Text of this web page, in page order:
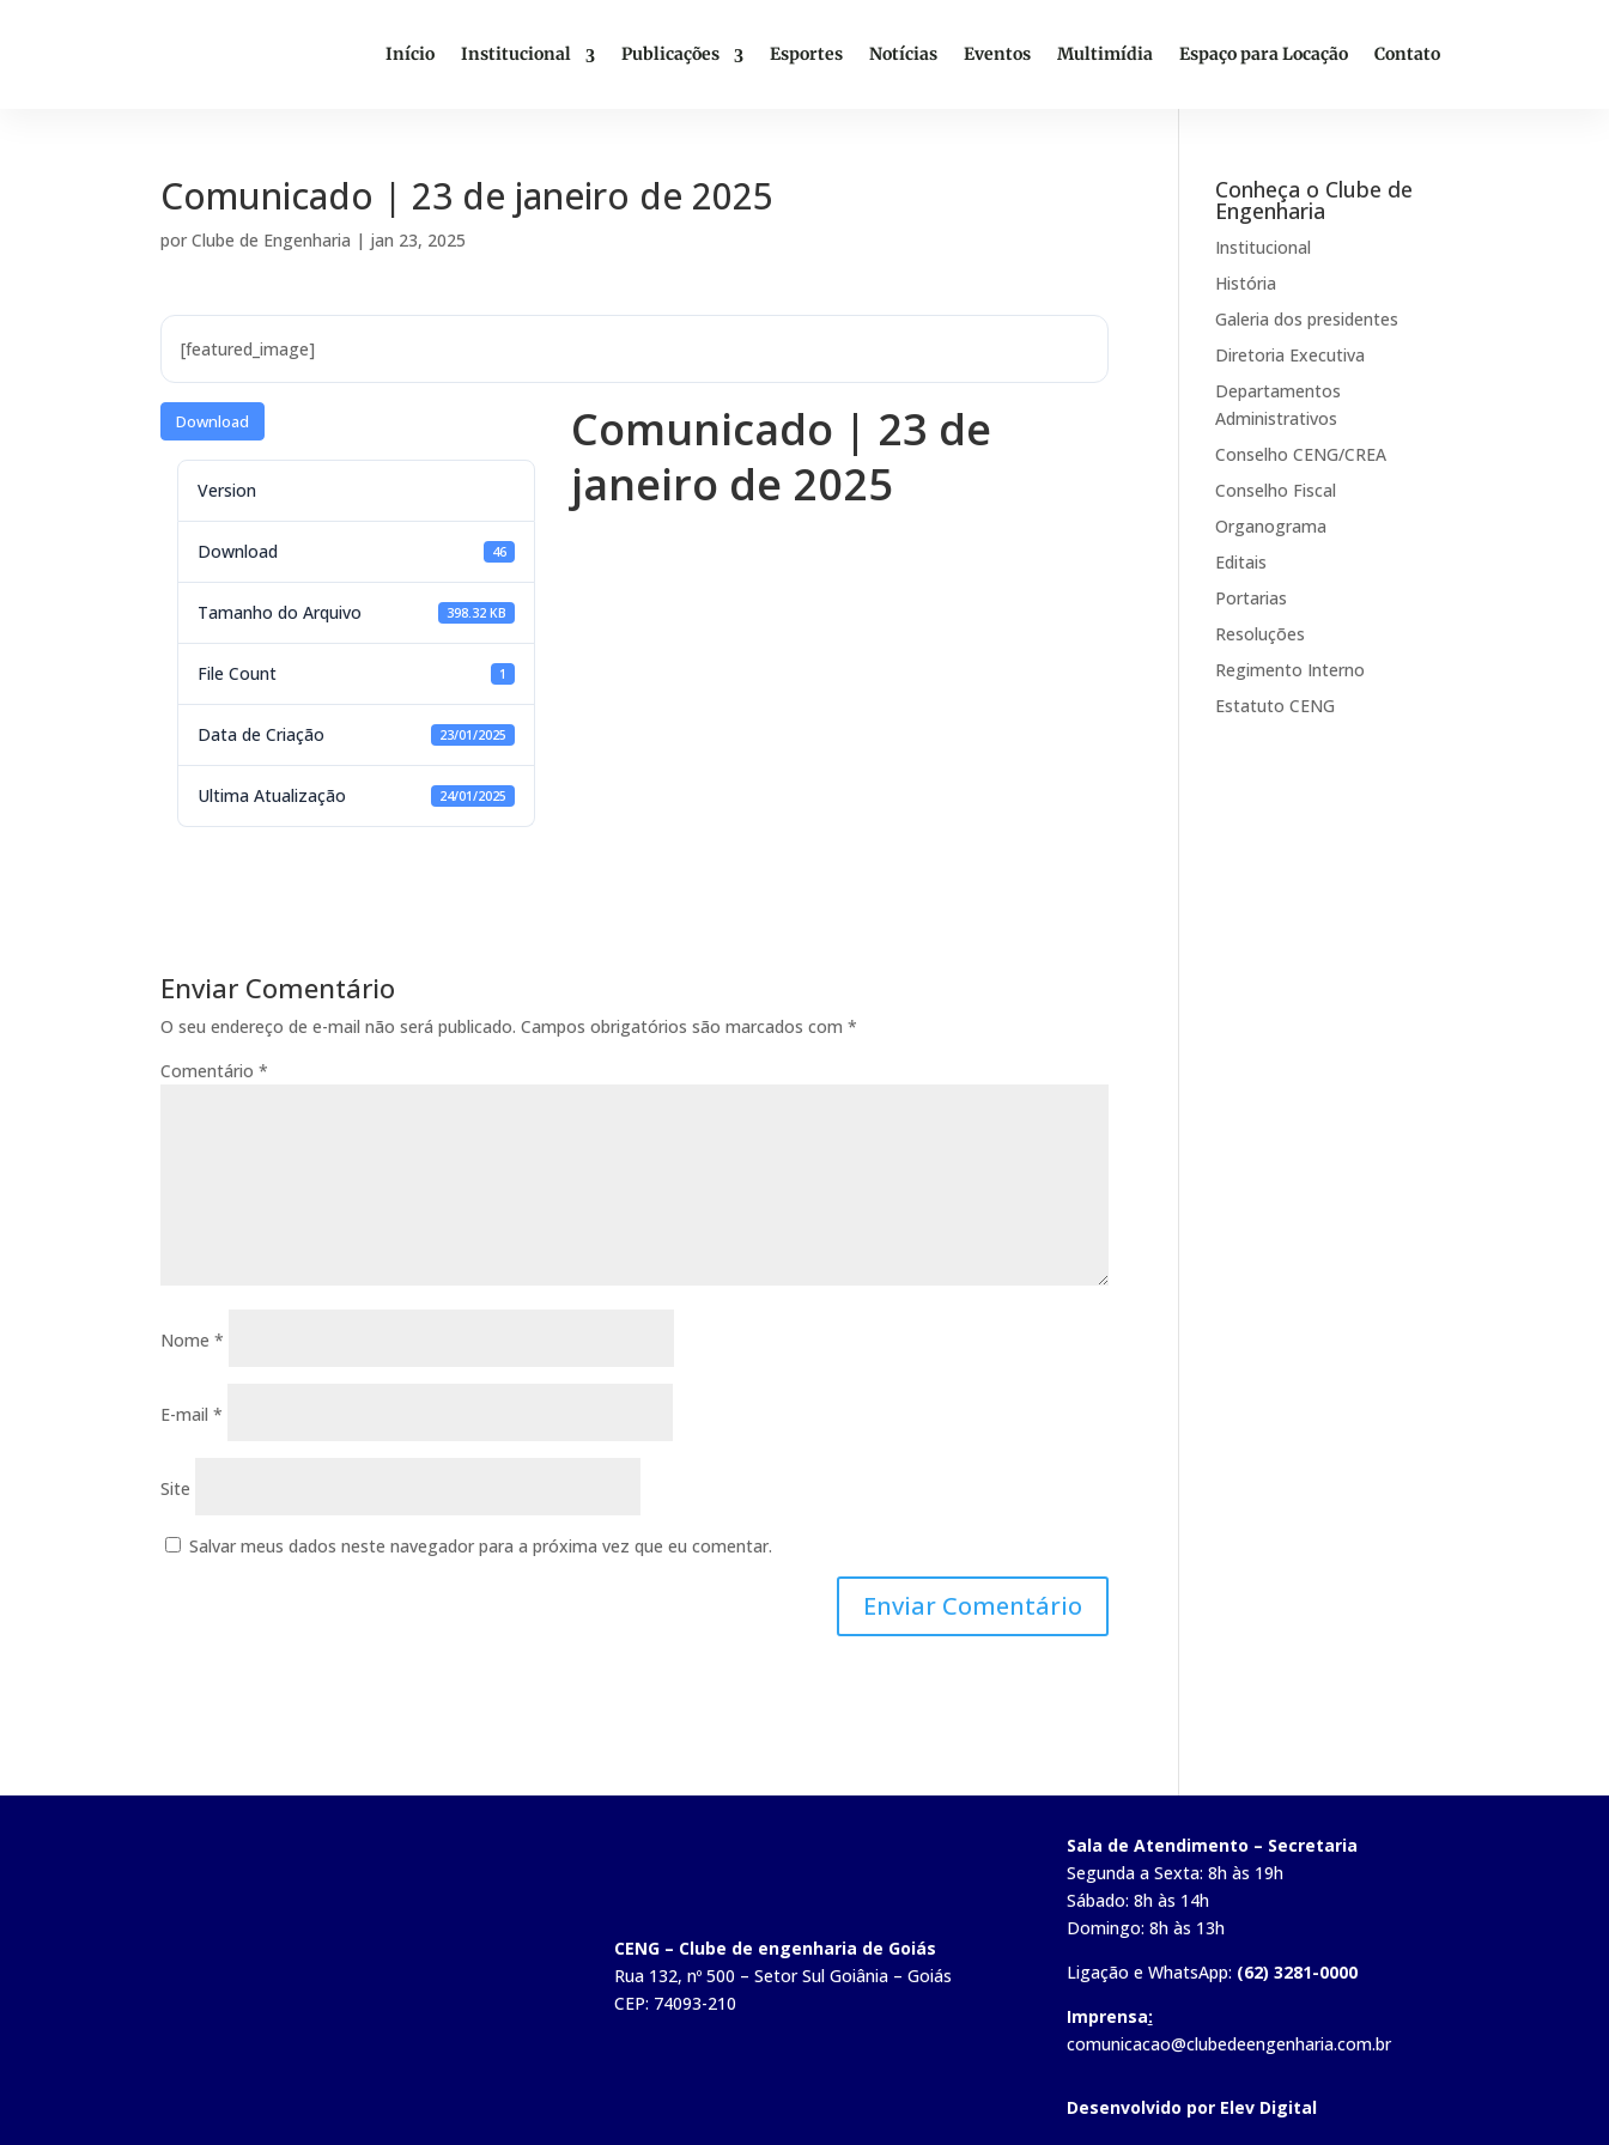
Início Institucional Publicações Esportes Notícias Eventos Multimídia Espaço para Locação Contato
Comunicado | 23 de janeiro de 2025
porClube de Engenharia | jan 23, 2025
[featured_image]
Download
Version
Download 46
Tamanho do Arquivo 398.32 KB
File Count 1
Data de Criação 23/01/2025
Ultima Atualização 24/01/2025
Comunicado | 23 de
janeiro de 2025
Enviar Comentário
O seu endereço de e-mail não será publicado. Campos obrigatórios são marcados com*
Comentário*
Nome*
E-mail*
Site
Salvar meus dados neste navegador para a próxima vez que eu comentar.
Conheça o Clube de
Engenharia
Institucional
História
Galeria dos presidentes
Diretoria Executiva
Departamentos
Administrativos
Conselho CENG/CREA
Conselho Fiscal
Organograma
Editais
Portarias
Resoluções
Regimento Interno
Estatuto CENG
CENG – Clube de engenharia de Goiás
Rua 132, nº 500 – Setor Sul Goiânia – Goiás
CEP: 74093-210
Sala de Atendimento – Secretaria
Segunda a Sexta: 8h às 19h
Sábado: 8h às 14h
Domingo: 8h às 13h
Ligação e WhatsApp: (62) 3281-0000
Imprensa:
comunicacao@clubedeengenharia.com.br
Desenvolvido por Elev Digital